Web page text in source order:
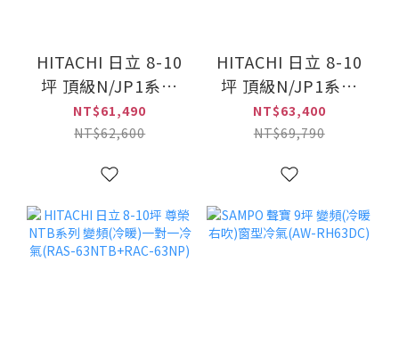
HITACHI 日立 8-10
坪 頂級N/JP1系列
變頻(冷專)一對一冷
氣(RAS-
63JP)
NT$61,490
NT$62,600
HITACHI 日立 8-10
坪 頂級N/JP1系列
變頻(冷暖)一對一冷
氣(RAS-
63NP)
NT$63,400
NT$69,790